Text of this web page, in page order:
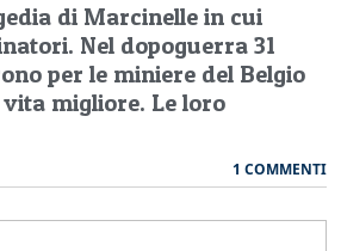
di Marcinelle in cui
Nel dopoguerra 31
per le miniere del Belgio
migliore. Le loro
1 COMMENTI